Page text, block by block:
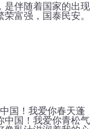
是伴随着国家的出现
富强，国泰民安。
国！我爱你春天蓬
中国！我爱你青松气